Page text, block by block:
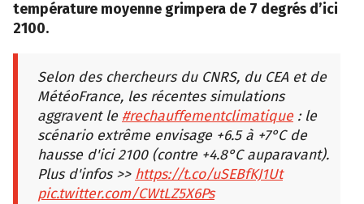
température moyenne grimpera de 7 degrés d’ici
2100.
Selon des chercheurs du CNRS, du CEA et de
MétéoFrance, les récentes simulations
aggravent le #rechauffementclimatique: le
scénario extrême envisage +6.5 à +7°C de
hausse d'ici 2100 (contre +4.8°C auparavant).
Plus d'infos >> https://t.co/uSEBfKJ1Ut
pic.twitter.com/CWtLZ5X6Ps